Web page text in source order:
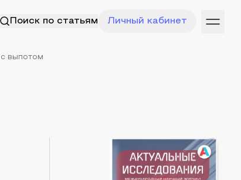
Поиск по статьям Личный кабинет
выпотом